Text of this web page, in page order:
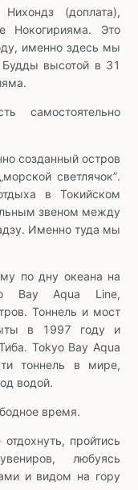
(доплата),
Нокогирияма. Это
именно здесь мы
высотой в 31
самостоятельно
созданный остров
светлячок”.
в Токийском
звеном между
Именно туда мы
по дну океана на
Bay Aqua Line,
Тоннель и мост
в 1997 году и
Tokyo Bay Aqua
тоннель в мире,
водой.
время.
пройтись
любуясь
и видом на гору